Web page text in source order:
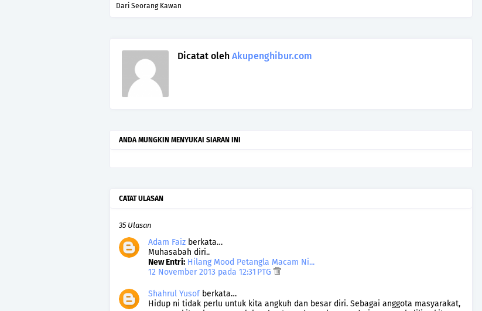
Dari Seorang Kawan
Dicatat oleh Akupenghibur.com
ANDA MUNGKIN MENYUKAI SIARAN INI
CATAT ULASAN
35 Ulasan
Adam Faiz berkata…
Muhasabah diri..
New Entri: Hilang Mood Petangla Macam Ni...
12 November 2013 pada 12:31 PTG
Shahrul Yusofberkata…
Hidup ni tidak perlu untuk kita angkuh dan besar diri. Sebagai anggota masyarakat,